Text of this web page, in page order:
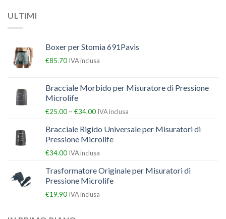
ULTIMI
Boxer per Stomia 691Pavis
€85.70 IVA inclusa
Bracciale Morbido per Misuratore di Pressione
Microlife
€25.00 – €34.00 IVA inclusa
Bracciale Rigido Universale per Misuratori di
Pressione Microlife
€34.00 IVA inclusa
Trasformatore Originale per Misuratori di
Pressione Microlife
€19.90 IVA inclusa